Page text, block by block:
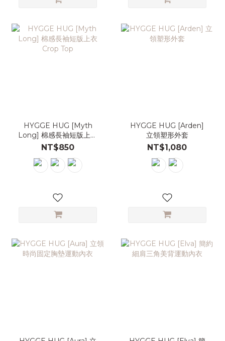
HYGGE HUG [Myth
Long] 棉感長袖短版上衣
Crop Top
NT$850
HYGGE HUG [Arden]
立領塑形外套
NT$1,080